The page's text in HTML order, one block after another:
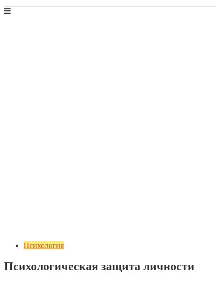
Психология
Психологическая защита личности